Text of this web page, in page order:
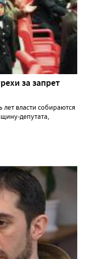
за запрет
лет власти собираются
депутата,